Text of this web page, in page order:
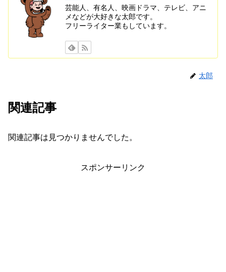
芸能人、有名人、映画ドラマ、テレビ、アニ
メなどが大好きな太郎です。
フリーライター業もしています。
太郎
関連記事
関連記事は見つかりませんでした。
スポンサーリンク